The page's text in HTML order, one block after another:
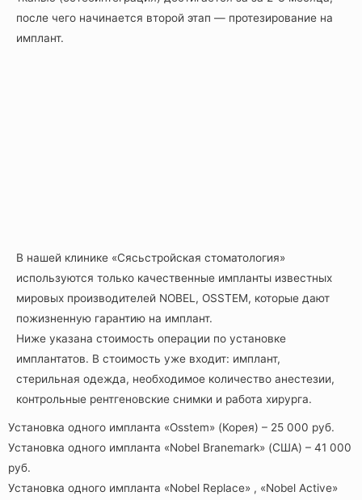
после чего начинается второй этап — протезирование на
имплант.
В нашей клинике «Сясьстройская стоматология»
используются только качественные импланты известных
мировых производителей NOBEL, OSSTEM, которые дают
пожизненную гарантию на имплант.
Ниже указана стоимость операции по установке
имплантатов. В стоимость уже входит: имплант,
стерильная одежда, необходимое количество анестезии,
контрольные рентгеновские снимки и работа хирурга.
Установка одного импланта «Osstem» (Корея) – 25 000 руб.
Установка одного импланта «Nobel Branemark» (США) – 41 000
руб.
Установка одного импланта «Nobel Replace» , «Nobel Active»